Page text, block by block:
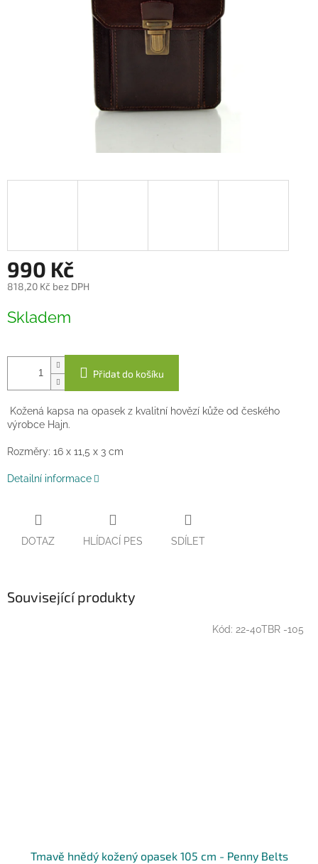
990 Kč
818,20 Kč bez DPH
cena:
Skladem
Přidat do košíku
Kožená kapsa na opasek z kvalitní hovězí kůže od českého
výrobce Hajn.
Rozměry: 16 x 11,5 x 3 cm
Detailní informace
DOTAZ HLÍDACÍ PES SDÍLET
Související produkty
Tmavě hnědý kožený opasek 105 cm - Penny Belts
Kód: 22-40TBR -105